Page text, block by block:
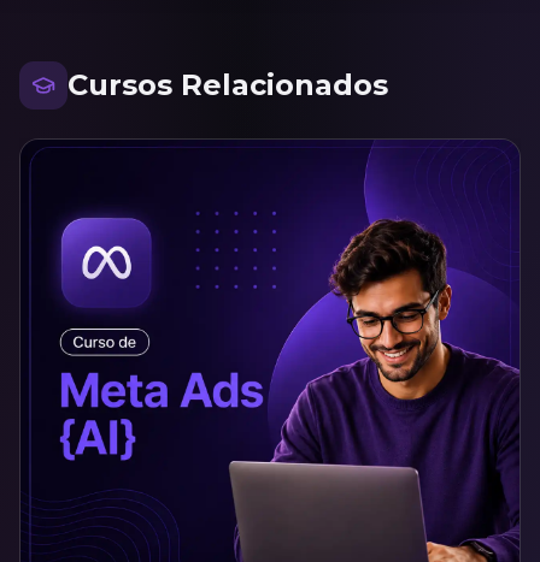
Cursos Relacionados